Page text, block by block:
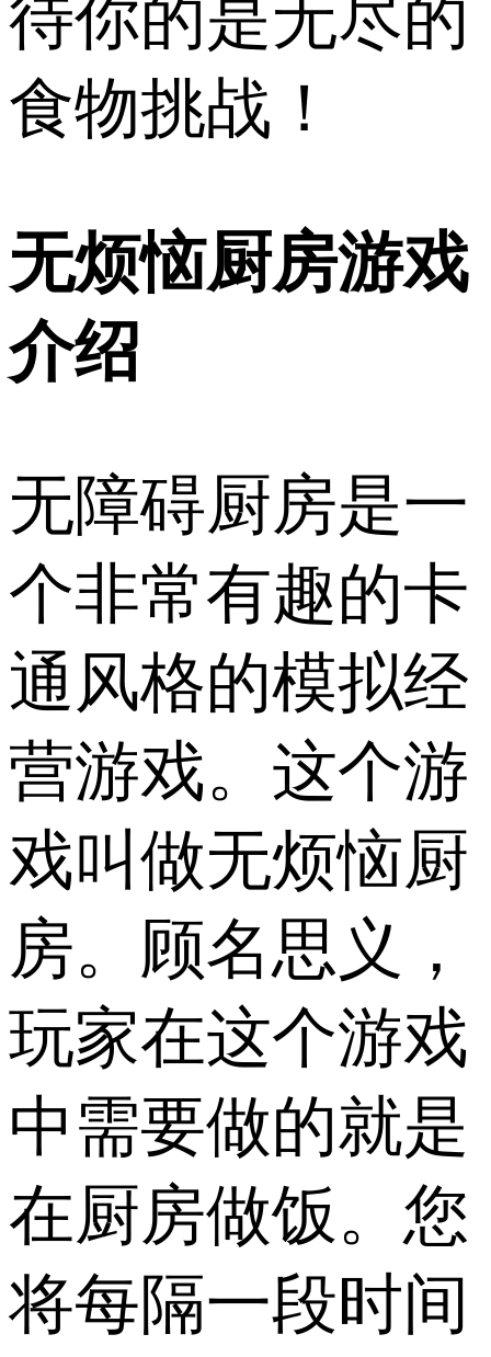
待你的是无尽的
食物挑战！
无烦恼厨房游戏
介绍
无障碍厨房是一
个非常有趣的卡
通风格的模拟经
营游戏。这个游
戏叫做无烦恼厨
房。顾名思义，
玩家在这个游戏
中需要做的就是
在厨房做饭。您
将每隔一段时间